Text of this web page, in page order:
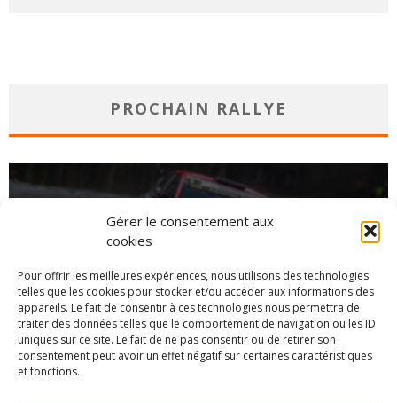
Gérer le consentement aux
cookies
Pour offrir les meilleures expériences, nous utilisons des technologies
telles que les cookies pour stocker et/ou accéder aux informations des
appareils. Le fait de consentir à ces technologies nous permettra de
traiter des données telles que le comportement de navigation ou les ID
uniques sur ce site. Le fait de ne pas consentir ou de retirer son
consentement peut avoir un effet négatif sur certaines caractéristiques
et fonctions.
PROCHAIN RALLYE